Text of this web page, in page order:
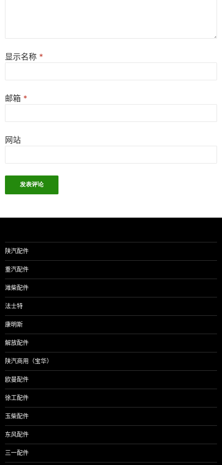
显示名称 *
邮箱 *
网站
陕汽配件
重汽配件
潍柴配件
法士特
康明斯
解放配件
陕汽商用（宝华）
欧曼配件
徐工配件
玉柴配件
东风配件
三一配件